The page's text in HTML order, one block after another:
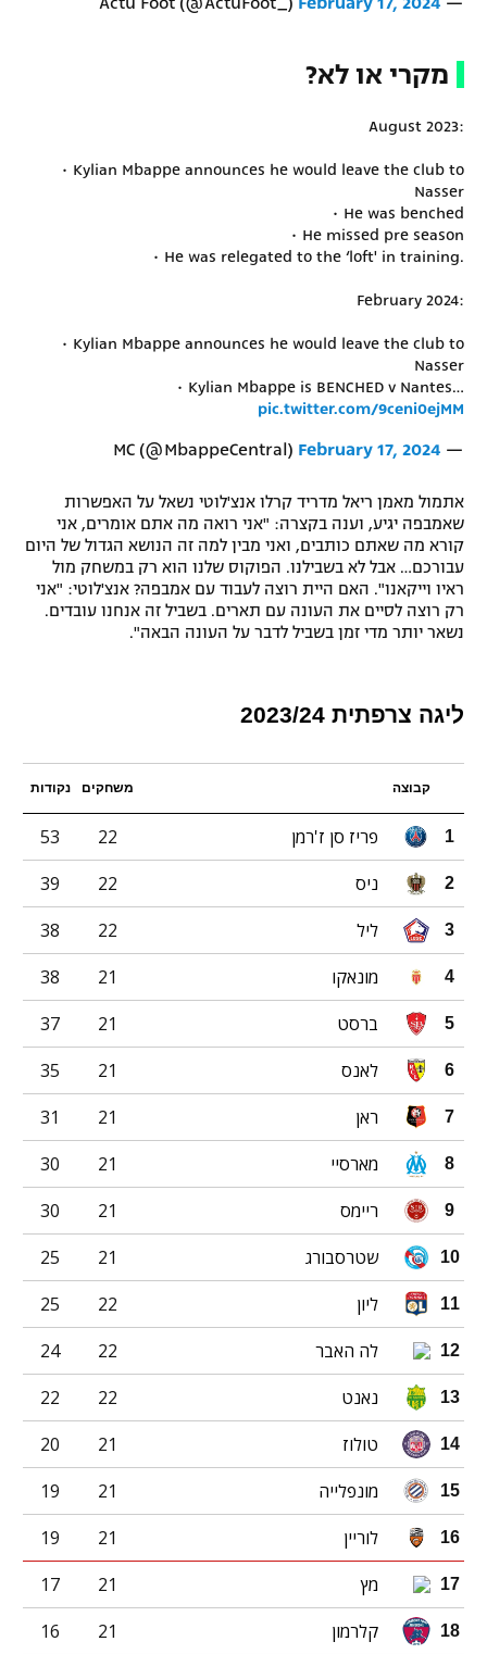
מקרי או לא?
August 2023:
• Kylian Mbappe announces he would leave the club to
Nasser
• He was benched
• He missed pre season
• He was relegated to the ‘loft' in training.
February 2024:
• Kylian Mbappe announces he would leave the club to
Nasser
• Kylian Mbappe is BENCHED v Nantes…
pic.twitter.com/9ceni0ejMM
— MC (@MbappeCentral)
February 17, 2024
אתמול מאמן ריאל מדריד קרלו אנצ'לוטי נשאל על האפשרות
שאמבפה יגיע, וענה בקצרה: "אני רואה מה אתם אומרים, אני
קורא מה שאתם כותבים, ואני מבין למה זה הנושא הגדול של היום
עבורכם… אבל לא בשבילנו. הפוקוס שלנו הוא רק במשחק מול
ראיו וייקאנו". האם היית רוצה לעבוד עם אמבפה? אנצ'לוטי: "אני
רק רוצה לסיים את העונה עם תארים. בשביל זה אנחנו עובדים.
נשאר יותר מדי זמן בשביל לדבר על העונה הבאה".
ליגה צרפתית 2023/24
קבוצה משחקים נקודות
1 פריז סן ז'רמן 22
53
2 ניס 22
39
3 ליל 22
38
4 מונאקו 21
38
5 ברסט 21
37
6 לאנס 21
35
7 ראן 21
31
8 מארסיי 21
30
9 ריימס 21
30
10 שטרסבורג 21
25
11 ליון 22
25
12 לה האבר 22
24
13 נאנט 22
22
14 טולוז 21
20
15 מונפלייה 21
19
16 לוריין 21
19
17 מץ 21
17
18 קלרמון 21
16